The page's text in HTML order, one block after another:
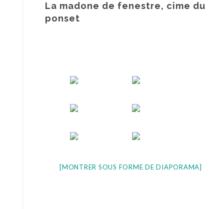
La madone de fenestre, cime du
ponset
[MONTRER SOUS FORME DE DIAPORAMA]